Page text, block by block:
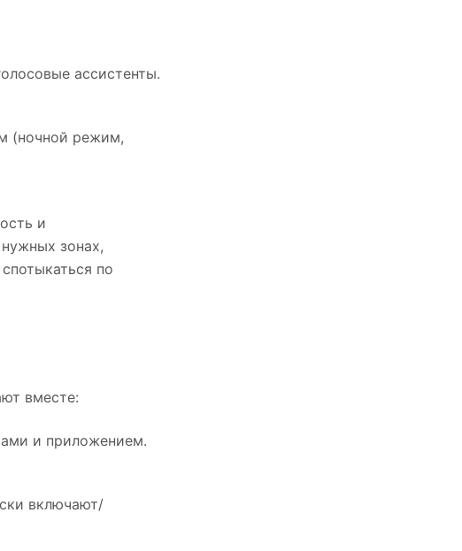
ассистенты.
(ночной режим,
и
зонах,
по
вместе:
и приложением.
включают/